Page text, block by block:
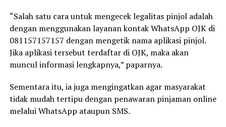
“Salah satu cara untuk mengecek legalitas pinjol adalah
dengan menggunakan layanan kontak WhatsApp OJK di
081157157157 dengan mengetik nama aplikasi pinjol.
Jika aplikasi tersebut terdaftar di OJK, maka akan
muncul informasi lengkapnya,” paparnya.
Sementara itu, ia juga mengingatkan agar masyarakat
tidak mudah tertipu dengan penawaran pinjaman online
melalui WhatsApp ataupun SMS.